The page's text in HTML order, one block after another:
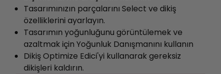
Tasarımınızın parçalarını Select ve dikiş
özelliklerini ayarlayın.
Tasarımın yoğunluğunu görüntülemek ve
azaltmak için Yoğunluk Danışmanını kullanın
Dikiş Optimize Edici'yi kullanarak gereksiz
dikişleri kaldırın.